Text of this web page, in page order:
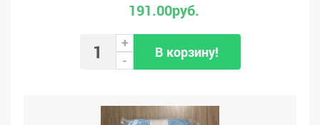
191.00руб.
+
-
В корзину!